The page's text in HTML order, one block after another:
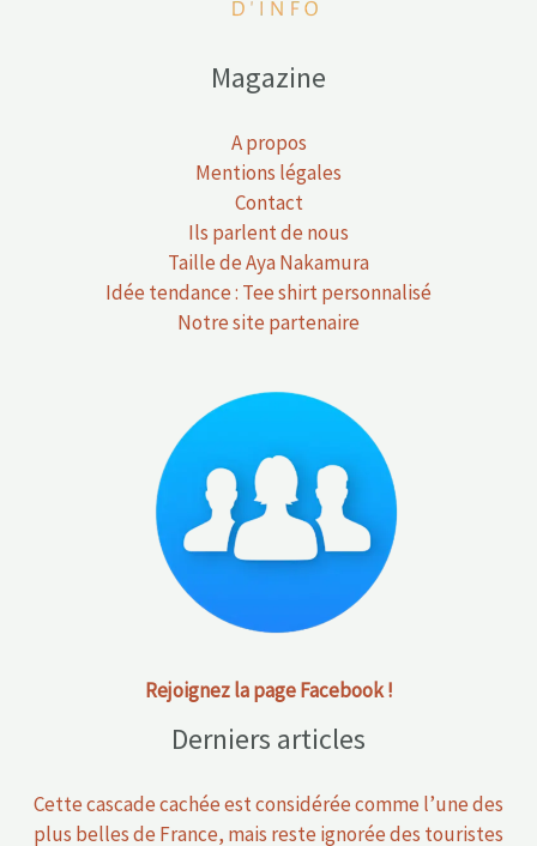
Magazine
A propos
Mentions légales
Contact
Ils parlent de nous
Taille de Aya Nakamura
Idée tendance : Tee shirt personnalisé
Notre site partenaire
Rejoignez la page Facebook !
Derniers articles
Cette cascade cachée est considérée comme l’une des
plus belles de France, mais reste ignorée des touristes